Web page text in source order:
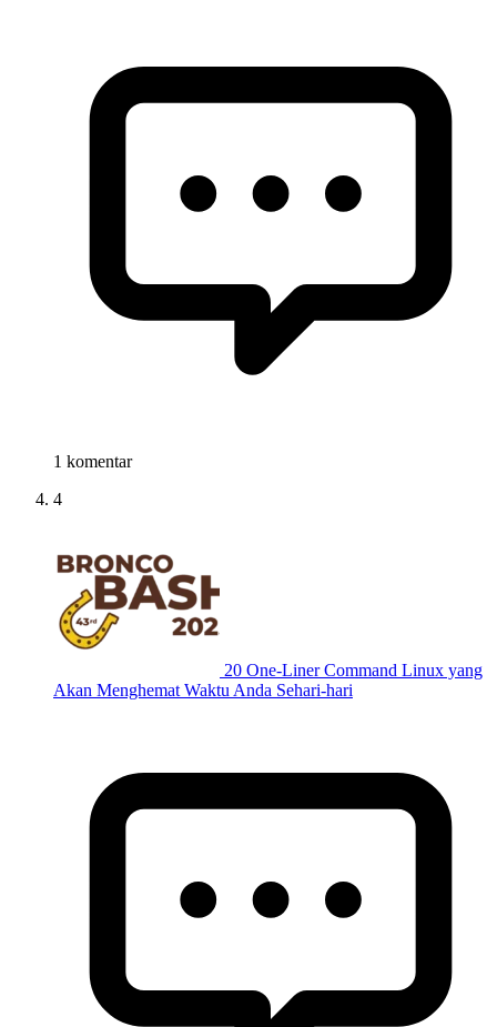
1 komentar
4
20 One-Liner Command Linux yang
Akan Menghemat Waktu Anda Sehari-hari